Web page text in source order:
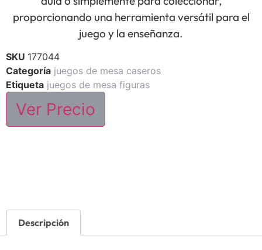
proporcionando una herramienta versátil para el
juego y la enseñanza.
SKU 177044
Categoría juegos de mesa caseros
Etiqueta juegos de mesa figuras
Ver Precio
Descripción